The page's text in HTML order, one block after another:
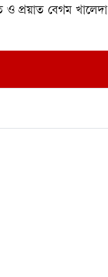
প্রয়াত বেগম খালেদা